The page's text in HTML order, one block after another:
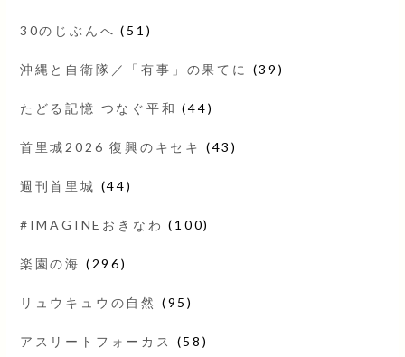
30のじぶんへ (51)
沖縄と自衛隊／「有事」の果てに (39)
たどる記憶 つなぐ平和 (44)
首里城2026 復興のキセキ (43)
週刊首里城 (44)
#IMAGINEおきなわ (100)
楽園の海 (296)
リュウキュウの自然 (95)
アスリートフォーカス (58)